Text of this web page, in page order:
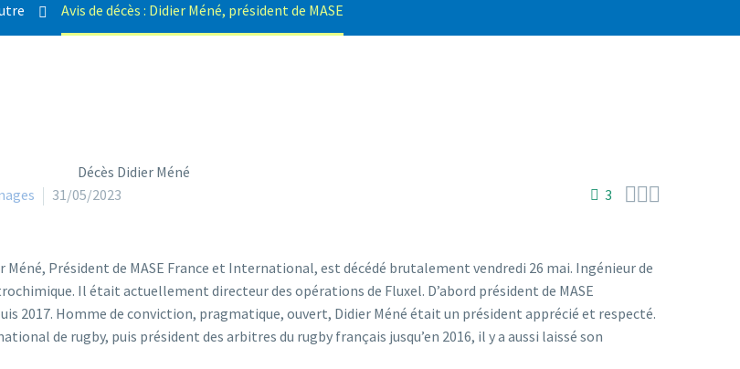
Avis de décès : Didier Méné, président de MASE
3 
31/05/2023
Méné, Président de MASE France et International, est décédé brutalement vendredi 26 mai. Ingénieur de
Il était actuellement directeur des opérations de Fluxel. D’abord président de MASE
2017. Homme de conviction, pragmatique, ouvert, Didier Méné était un président apprécié et respecté.
de rugby, puis président des arbitres du rugby français jusqu’en 2016, il y a aussi laissé son